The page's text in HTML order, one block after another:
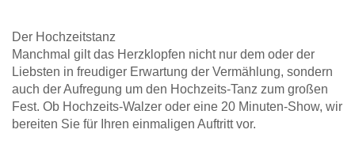
Der Hochzeitstanz
Manchmal gilt das Herzklopfen nicht nur dem oder der
Liebsten in freudiger Erwartung der Vermählung, sondern
auch der Aufregung um den Hochzeits-Tanz zum großen
Fest. Ob Hochzeits-Walzer oder eine 20 Minuten-Show, wir
bereiten Sie für Ihren einmaligen Auftritt vor.